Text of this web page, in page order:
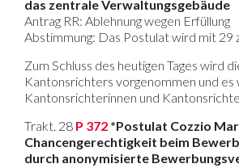
das zentrale Verwaltungsgebäude
Antrag RR: Ablehnung wegen Erfüllung
Abstimmung: Das Postulat wird mit 29
Zum Schluss des heutigen Tages wird
Kantonsrichters vorgenommen und es
Kantonsrichterinnen und
Trakt. 28 P 372 *Postulat Cozzio
Chancengerechtigkeit beim
durch anonymisierte